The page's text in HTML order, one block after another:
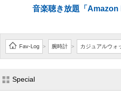
音楽聴き放題「Amazon
Fav-Log > 腕時計 > カジュアルウォ
Special